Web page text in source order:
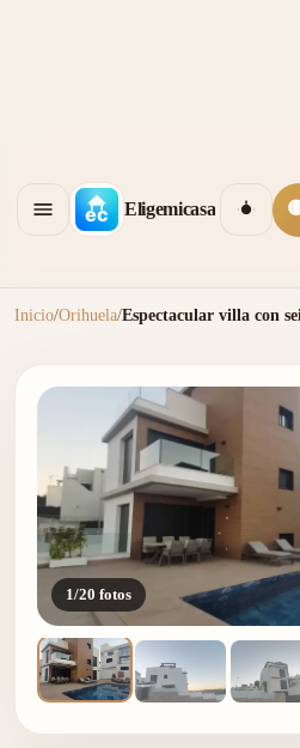
Eligemicasa
Inicio/Orihuela/Espectacular villa con
1/20 fotos